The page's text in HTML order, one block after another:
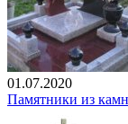
01.07.2020
Памятники из